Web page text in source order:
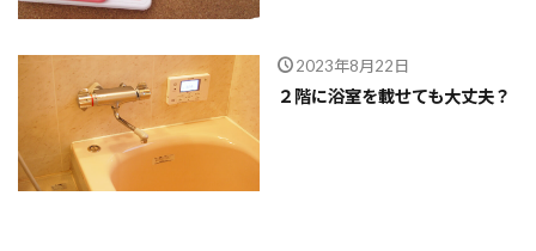
2023年8月22日
２階に浴室を載せても大丈夫？